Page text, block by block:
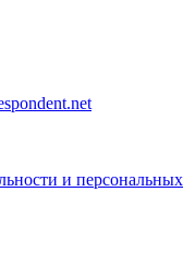
и персональных